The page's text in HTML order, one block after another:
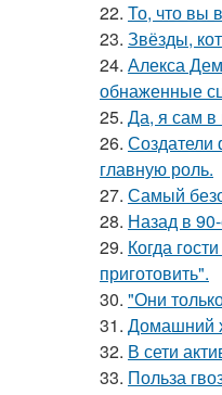
22. То, что вы
23. Звёзды,
24. Алекса
обнаженные
25. Да, я сам в
26. Создатели
главную роль.
27. Самый
28. Назад в
29. Когда
приготовить".
30. "Они
31. Домашний
32. В сети
33. Польза